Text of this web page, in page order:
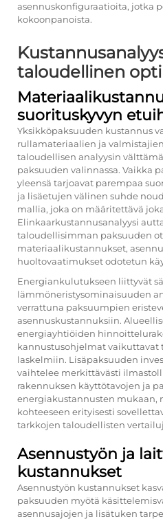
asennuskonfiguraatioita, jotka
kokoonpanoista.
taloudellinen
suorituskyvyn
Yksikköpaksuuden kustannus
rullamateriaalien ja
taloudellisen analyysin
paksuuden valinnassa. Vaikka
yleensä tarjoavat parempaa
ja lisäetujen välinen suhde
mallia, joka on määritettävä
Elinkaarkustannusanalyysi
taloudellisimman paksuuden
materiaalikustannukset,
huoltovaatimukset odotetun
Energiankulutukseen liittyvät
lämmöneristysominaisuuden
verrattuna paksuumpien
asennuskustannuksiin.
energiayhtiöiden
kannustusohjelmat
laskelmiin. Lisäpaksuuden
vaihtelee merkittävästi
rakennuksen käyttötavojen ja
energiakustannusten mukaan,
kohteeseen erityisesti
tarkkojen taloudellisten
Asennustyön ja
kustannukset
Asennustyön kustannukset
paksuuden myötä
asennusajojen ja lisätuken